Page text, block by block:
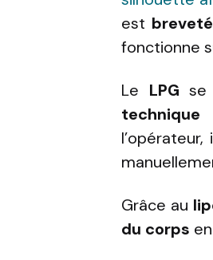
est
fonctionne
Le LPG se
l’opérateur,
Grâce au
du corps